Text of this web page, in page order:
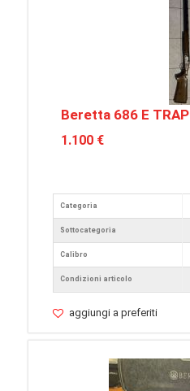
Beretta 686 E TRAP
1.100 €
Categoria
Sottocategoria
Calibro
Condizioni articolo
aggiungi a preferiti